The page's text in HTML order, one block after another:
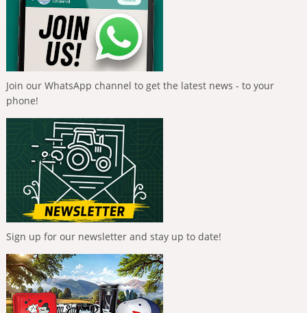
Join our WhatsApp channel to get the latest news - to your
phone!
Sign up for our newsletter and stay up to date!